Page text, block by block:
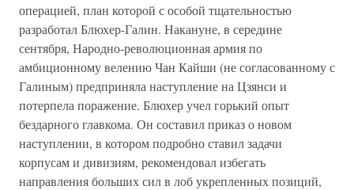
операцией, план которой с особой тщательностью
разработал Блюхер-Галин. Накануне, в середине
сентября, Народно-революционная армия по
амбиционному велению Чан Кайши (не согласованному с
Галиным) предприняла наступление на Цзянси и
потерпела поражение. Блюхер учел горький опыт
бездарного главкома. Он составил приказ о новом
наступлении, в котором подробно ставил задачи
корпусам и дивизиям, рекомендовал избегать
направления больших сил в лоб укрепленных позиций,